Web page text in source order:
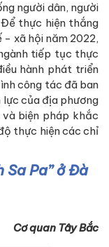
người dân, người
thực hiện thắng
xã hội năm 2022,
tiếp tục thực
hành phát triển
công tác đã ban
lực của địa phương
biện pháp khắc
thực hiện các chỉ
Sa Pa” ở Đà
Cơ quan Tây Bắc